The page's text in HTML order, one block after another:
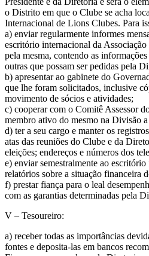
o Distrito em que o Clube se acha
Internacional de Lions Clubes. Para
a) enviar regularmente informes
escritório internacional da
pela mesma, contendo as
outras que possam ser pedidas pela
b) apresentar ao gabinete do
que lhe foram solicitados, inclusive
movimento de sócios e atividades;
c) cooperar com o Comitê Assessor
membro ativo do mesmo na Divisão
d) ter a seu cargo e manter os
atas das reuniões do Clube e da
eleições; endereços e números dos
e) enviar semestralmente ao
relatórios sobre a situação financeira
f) prestar fiança para o leal
com as garantias determinadas pela
V – Tesoureiro:
a) receber todas as importâncias
fontes e deposita-las em bancos